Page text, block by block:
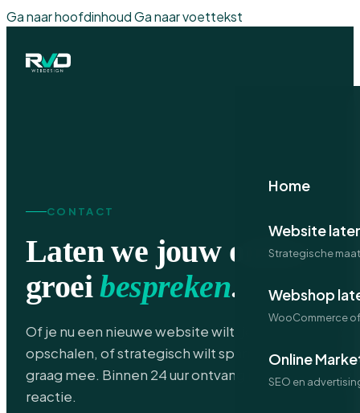
Ga naar hoofdinhoudGa naar voettekst
Home
Website
Strategische
Webshop
WooCommerce
Online
SEO en
CONTACT
Laten we jouw online
groeibespreken.
Of je nu een nieuwe website wilt, je marketing wilt
opschalen, of strategisch wilt sparren — wij denken
graag mee. Binnen 24 uur ontvang je een
reactie.